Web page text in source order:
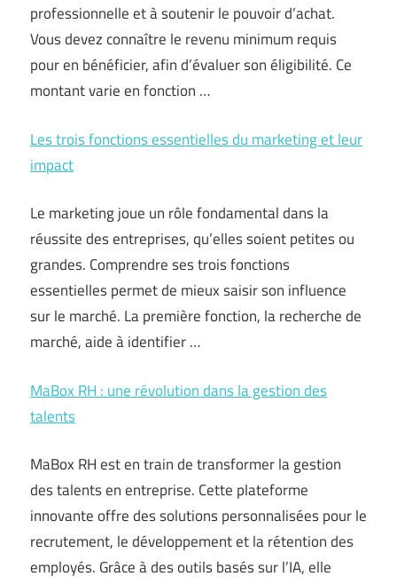
professionnelle et à soutenir le pouvoir d’achat.
Vous devez connaître le revenu minimum requis
pour en bénéficier, afin d’évaluer son éligibilité. Ce
montant varie en fonction …
Les trois fonctions essentielles du marketing et leur
impact
Le marketing joue un rôle fondamental dans la
réussite des entreprises, qu’elles soient petites ou
grandes. Comprendre ses trois fonctions
essentielles permet de mieux saisir son influence
sur le marché. La première fonction, la recherche de
marché, aide à identifier …
MaBox RH : une révolution dans la gestion des
talents
MaBox RH est en train de transformer la gestion
des talents en entreprise. Cette plateforme
innovante offre des solutions personnalisées pour le
recrutement, le développement et la rétention des
employés. Grâce à des outils basés sur l’IA, elle